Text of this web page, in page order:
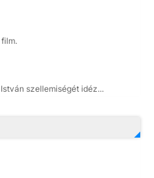
szellemiségét idéz...